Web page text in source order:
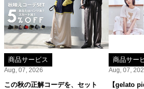
商品サービス
Aug, 07, 2026
この秋の正解コーデを、セット
商品サー
Aug, 07,
【gelato